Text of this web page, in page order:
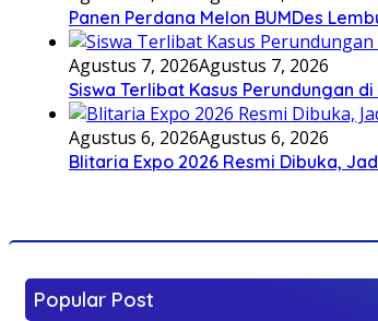
Panen Perdana Melon BUMDes
Agustus 7, 2026Agustus 7, 2026
Siswa Terlibat Kasus Perundungan
Agustus 6, 2026Agustus 6, 2026
Blitaria Expo 2026 Resmi Dibuka,
Popular Post